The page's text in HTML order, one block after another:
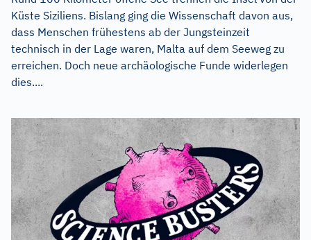
Küste Siziliens. Bislang ging die Wissenschaft davon aus,
dass Menschen frühestens ab der Jungsteinzeit
technisch in der Lage waren, Malta auf dem Seeweg zu
erreichen. Doch neue archäologische Funde widerlegen
dies....